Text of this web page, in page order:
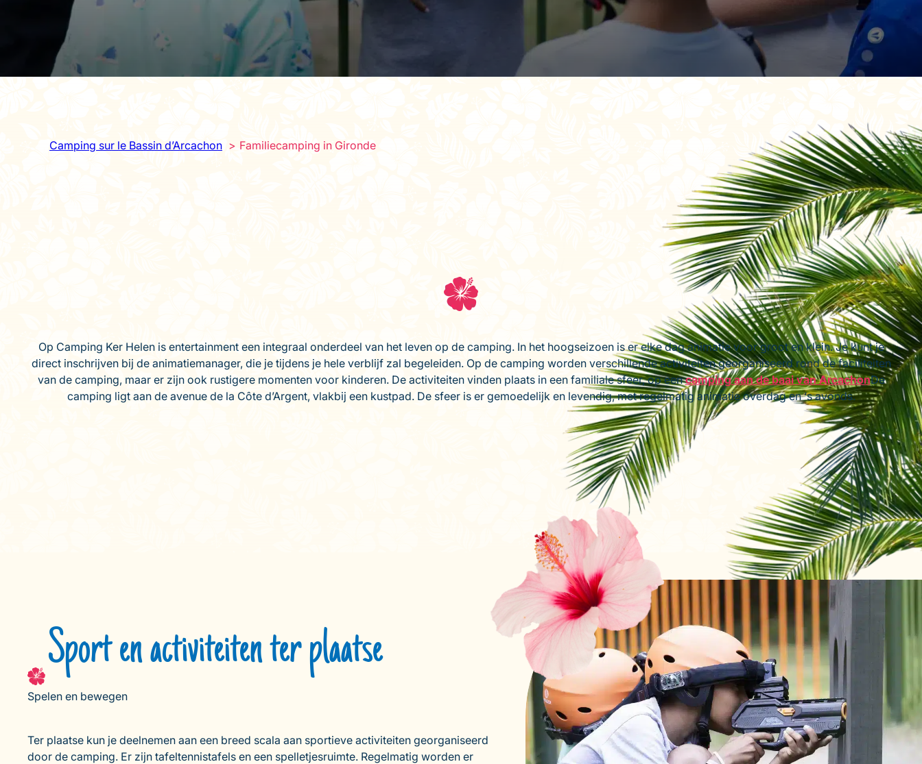
Camping sur le Bassin d’Arcachon Familiecamping in Gironde
Op Camping Ker Helen is entertainment een integraal onderdeel van het leven op de camping. In het hoogseizoen is er elke dag animatie voor groot en klein. Je kunt je
direct inschrijven bij de animatiemanager, die je tijdens je hele verblijf zal begeleiden. Op de camping worden verschillende activiteiten georganiseerd rond de faciliteiten
van de camping, maar er zijn ook rustigere momenten voor kinderen. De activiteiten vinden plaats in een familiale sfeer, op eencamping aan de baai van ArcachonDe
camping ligt aan de avenue de la Côte d’Argent, vlakbij een kustpad. De sfeer is er gemoedelijk en levendig, met regelmatig animatie overdag en ‘s avonds.
Sport en activiteiten ter plaatse
Spelen en bewegen
Ter plaatse kun je deelnemen aan een breed scala aan sportieve activiteiten georganiseerd
door de camping. Er zijn tafeltennistafels en een spelletjesruimte. Regelmatig worden er